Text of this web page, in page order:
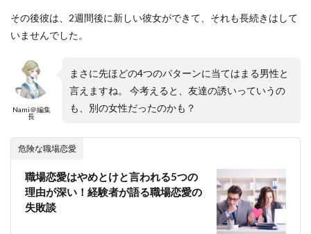
その後彼は、2週間後に新しい彼女ができて、それも長続きはして
いませんでした。
Nami＠編集
長
まさに先ほどの4つのパターンに当てはまる男性と
言えますね。 今考えると、友達の誘いっていうの
も、別の女性だったのかも？
危険な職場恋愛
職場恋愛はやめとけと言われる5つの
理由が深い！経験者が語る職場恋愛の
失敗談